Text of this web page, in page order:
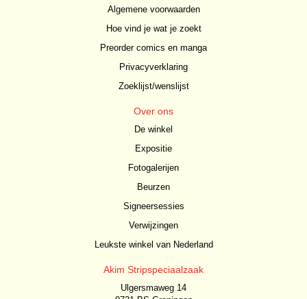
Algemene voorwaarden
Hoe vind je wat je zoekt
Preorder comics en manga
Privacyverklaring
Zoeklijst/wenslijst
Over ons
De winkel
Expositie
Fotogalerijen
Beurzen
Signeersessies
Verwijzingen
Leukste winkel van Nederland
Akim Stripspeciaalzaak
Ulgersmaweg 14